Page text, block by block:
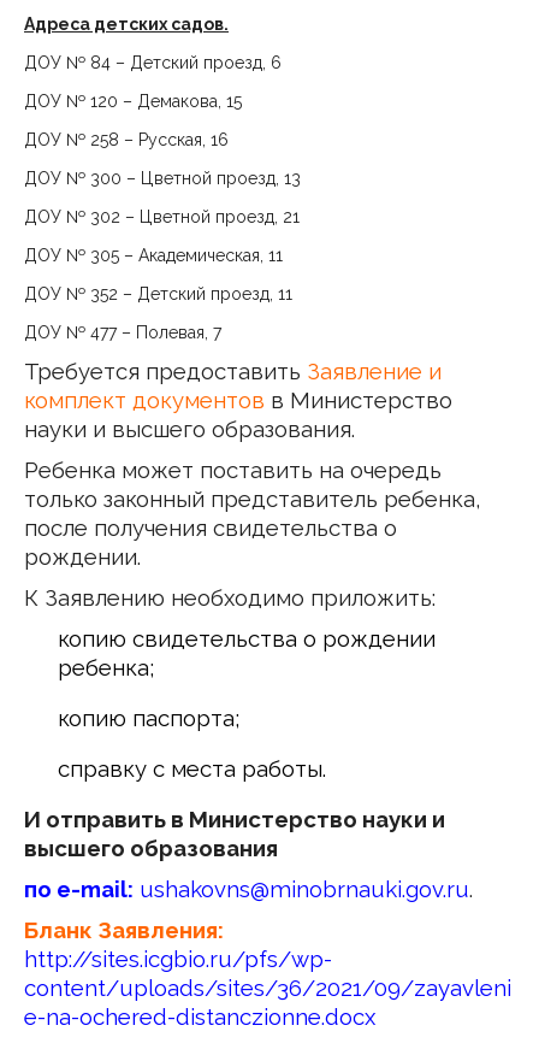
Адреса детских садов.
ДОУ № 84 – Детский проезд, 6
ДОУ № 120 – Демакова, 15
ДОУ № 258 – Русская, 16
ДОУ № 300 – Цветной проезд, 13
ДОУ № 302 – Цветной проезд, 21
ДОУ № 305 – Академическая, 11
ДОУ № 352 – Детский проезд, 11
ДОУ № 477 – Полевая, 7
Требуется предоставить Заявление и
комплект документов в Министерство
науки и высшего образования.
Ребенка может поставить на очередь
только законный представитель ребенка,
после получения свидетельства о
рождении.
К Заявлению необходимо приложить:
копию свидетельства о рождении
ребенка;
копию паспорта;
справку с места работы.
И отправить в Министерство науки и
высшего образования
по e-mail: ushakovns@minobrnauki.gov.ru.
Бланк Заявления:
http://sites.icgbio.ru/pfs/wp-
content/uploads/sites/36/2021/09/zayavleni
e-na-ochered-distanczionne.docx